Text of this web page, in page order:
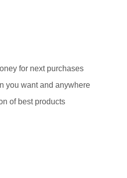
for next purchases
you want and anywhere
of best products